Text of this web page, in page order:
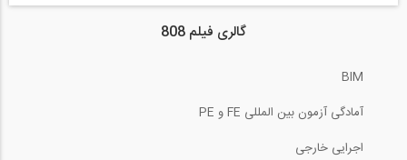
گالری فیلم 808
BIM
آمادگی آزمون بین المللی FE و PE
اجرایی خارجی